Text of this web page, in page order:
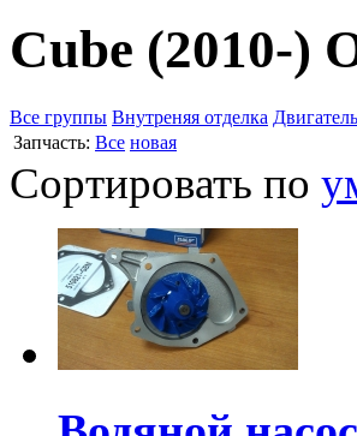
Cube (2010-)
Все группы Внутреняя отделка Двигатель
Запчасть: Все новая
Сортировать по